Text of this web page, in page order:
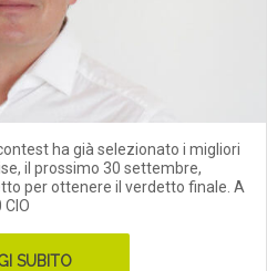
ha già selezionato i migliori
il prossimo 30 settembre,
per ottenere il verdetto finale. A
SUBITO